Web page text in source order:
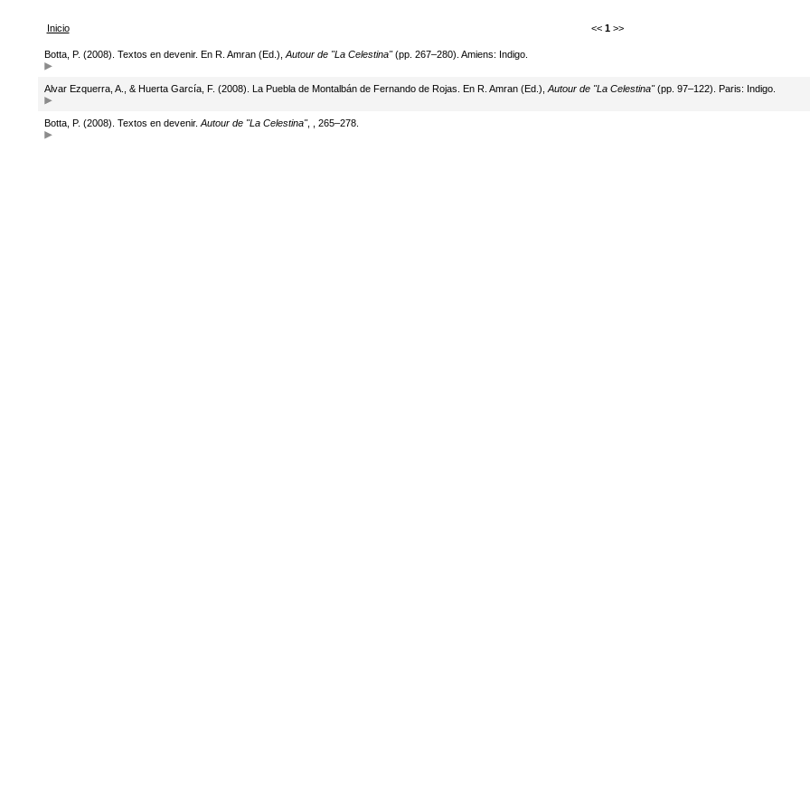
Inicio << 1 >>
Botta, P. (2008). Textos en devenir. En R. Amran (Ed.), Autour de "La Celestina"(pp. 267–280). Amiens: Indigo.
Alvar Ezquerra, A., & Huerta García, F. (2008). La Puebla de Montalbán de Fernando de Rojas. En R. Amran (Ed.), Autour de "La Celestina"(pp. 97–122). Paris: Indigo.
Botta, P. (2008). Textos en devenir. Autour de "La Celestina", , 265–278.